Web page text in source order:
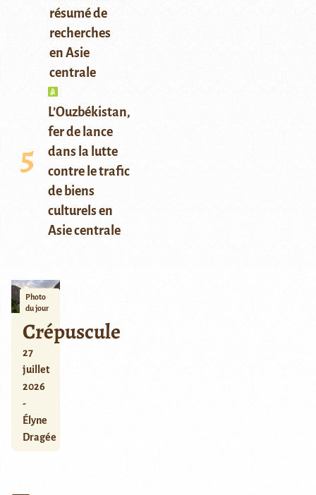
résumé de
recherches
en Asie
centrale
L’Ouzbékistan,
fer de lance
dans la lutte
contre le trafic
de biens
culturels en
Asie centrale
Photo
du jour
Crépuscule
27
juillet
2026
-
Élyne
Dragée